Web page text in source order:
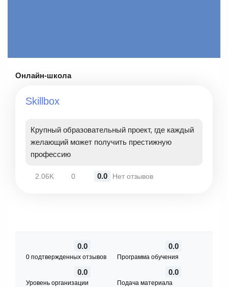
Онлайн-школа
Skillbox
Крупный образовательный проект, где каждый
желающий может получить престижную
профессию
2.06K 0 0.0 Нет отзывов
0.0
0 подтвержденных отзывов
0.0
Программа обучения
0.0
Уровень организации
0.0
Подача материала